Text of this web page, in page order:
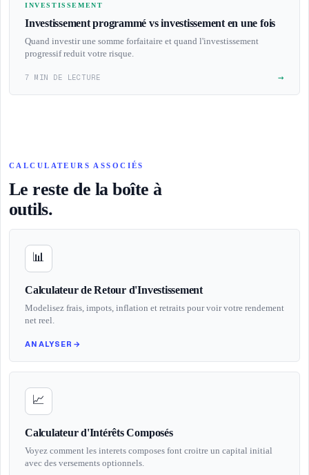
INVESTISSEMENT
Investissement programmé vs investissement en une fois
Quand investir une somme forfaitaire et quand l'investissement
progressif reduit votre risque.
7 MIN DE LECTURE →
CALCULATEURS ASSOCIÉS
Le reste de la boîte à
outils.
📊
Calculateur de Retour d'Investissement
Modelisez frais, impots, inflation et retraits pour voir votre rendement
net reel.
ANALYSER →
📈
Calculateur d'Intérêts Composés
Voyez comment les interets composes font croitre un capital initial
avec des versements optionnels.